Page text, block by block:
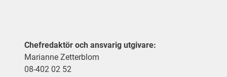
Chefredaktör och ansvarig utgivare:
Marianne Zetterblom
08-402 02 52